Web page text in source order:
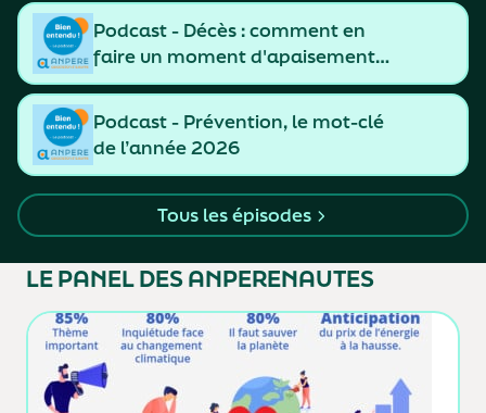
Podcast - Décès : comment en
faire un moment d'apaisement
et de resserrement des liens
Podcast - Prévention, le mot-clé
de l’année 2026
Tous les épisodes
LE PANELDES ANPERENAUTES